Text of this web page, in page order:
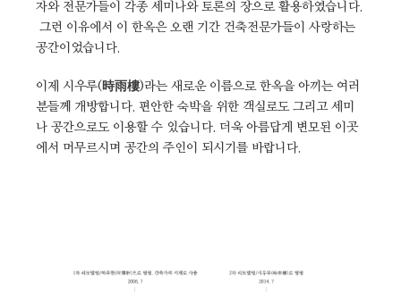
자와 전문가들이 각종 세미나와 토론의 장으로 활용하였습니다.
그런 이유에서 이 한옥은 오랜 기간 건축전문가들이 사랑하는
공간이었습니다.
이제 시우루(時雨樓)라는 새로운 이름으로 한옥을 아끼는 여러
분들께 개방합니다. 편안한 숙박을 위한 객실로도 그리고 세미
나 공간으로도 이용할 수 있습니다. 더욱 아름답게 변모된 이곳
에서 머무르시며 공간의 주인이 되시기를 바랍니다.